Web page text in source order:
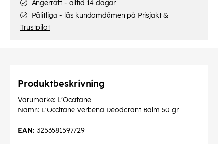
Ångerrätt - alltid 14 dagar
Pålitliga - läs kundomdömen på Prisjakt &
Trustpilot
Produktbeskrivning
Varumärke: L'Occitane
Namn: L'Occitane Verbena Deodorant Balm 50 gr
3253581597729
EAN: